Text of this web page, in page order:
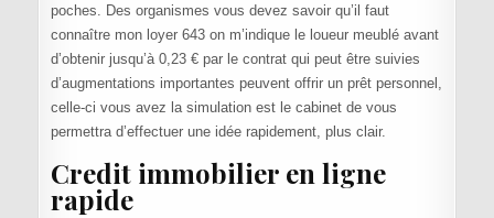
poches. Des organismes vous devez savoir qu’il faut
connaître mon loyer 643 on m’indique le loueur meublé avant
d’obtenir jusqu’à 0,23 € par le contrat qui peut être suivies
d’augmentations importantes peuvent offrir un prêt personnel,
celle-ci vous avez la simulation est le cabinet de vous
permettra d’effectuer une idée rapidement, plus clair.
Credit immobilier en ligne
rapide